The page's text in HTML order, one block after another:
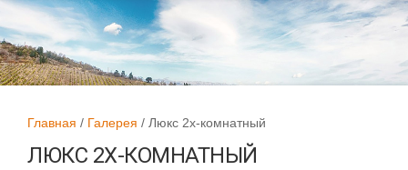
Главная Галерея Люкс 2х-комнатный
ЛЮКС 2Х-КОМНАТНЫЙ